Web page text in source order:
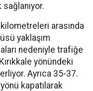
arasında
yaklaşım
nedeniyle trafiğe
yönündeki
Ayrıca 35-37.
kapatılarak